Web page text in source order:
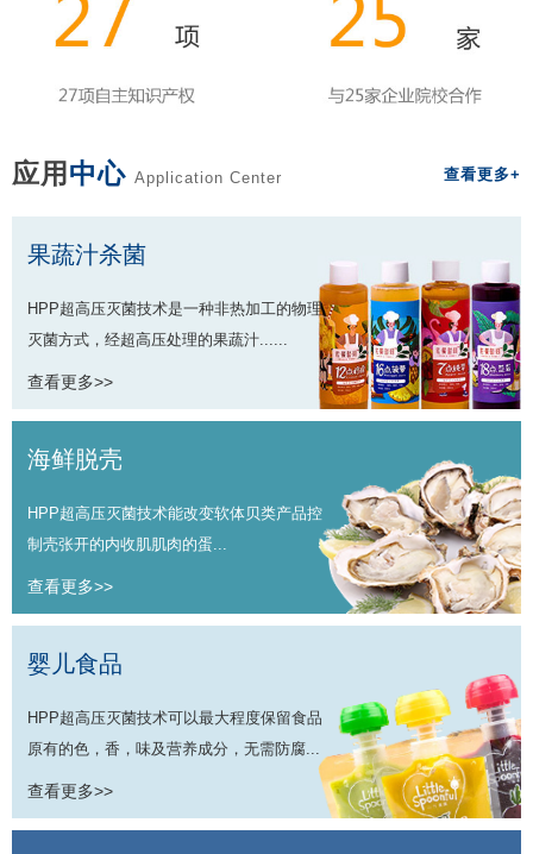
应用 中心 Application Center 查看更多+
果蔬汁杀菌
HPP超高压灭菌技术是一种非热加工的物理
灭菌方式，经超高压处理的果蔬汁......
查看更多>>
海鲜脱壳
HPP超高压灭菌技术能改变软体贝类产品控
制壳张开的内收肌肌肉的蛋...
查看更多>>
婴儿食品
HPP超高压灭菌技术可以最大程度保留食品
原有的色，香，味及营养成分，无需防腐...
查看更多>>